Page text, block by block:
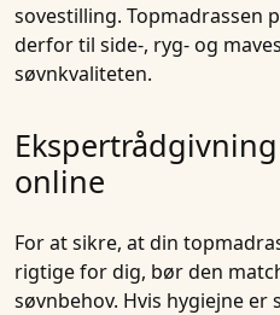
sovestilling. Topmadrassen
derfor til side-, ryg- og
søvnkvaliteten.
online
For at sikre, at din
rigtige for dig, bør den
søvnbehov. Hvis hygiejne